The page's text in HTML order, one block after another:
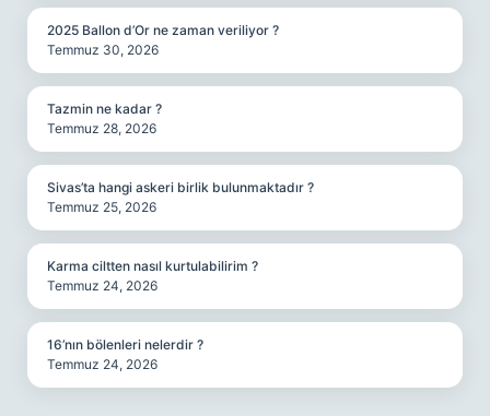
2025 Ballon d’Or ne zaman veriliyor ?
Temmuz 30, 2026
Tazmin ne kadar ?
Temmuz 28, 2026
Sivas’ta hangi askeri birlik bulunmaktadır ?
Temmuz 25, 2026
Karma ciltten nasıl kurtulabilirim ?
Temmuz 24, 2026
16’nın bölenleri nelerdir ?
Temmuz 24, 2026